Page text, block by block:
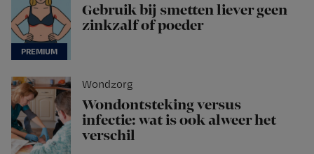
Gebruik bij smetten liever geen
zinkzalf of poeder
Wondzorg
Wondontsteking versus
infectie: wat is ook alweer het
verschil